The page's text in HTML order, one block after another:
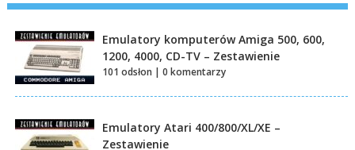
Emulatory komputerów Amiga 500, 600,
1200, 4000, CD-TV – Zestawienie
101 odsłon |0 komentarzy
Emulatory Atari 400/800/XL/XE –
Zestawienie